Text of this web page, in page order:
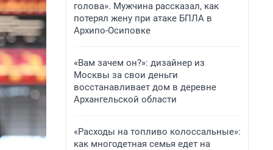
голова». Мужчина рассказал, как
потерял жену при атаке БПЛА в
Архипо-Осиповке
«Вам зачем он?»: дизайнер из
Москвы за свои деньги
восстанавливает дом в деревне
Архангельской области
«Расходы на топливо колоссальные»:
как многодетная семья едет на